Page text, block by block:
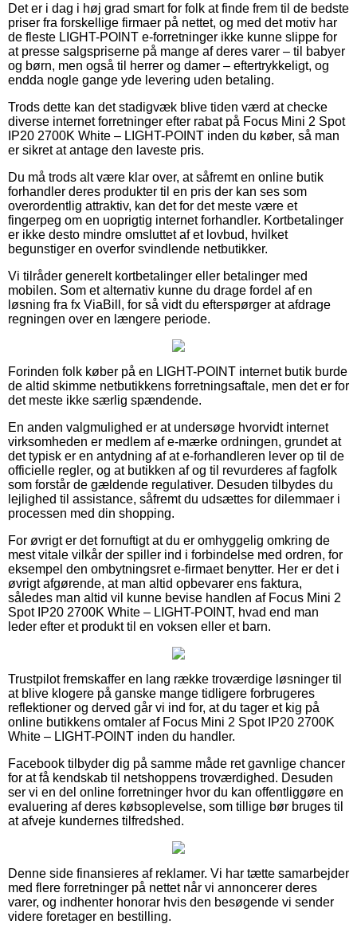
Det er i dag i høj grad smart for folk at finde frem til de bedste
priser fra forskellige firmaer på nettet, og med det motiv har
de fleste LIGHT-POINT e-forretninger ikke kunne slippe for
at presse salgspriserne på mange af deres varer – til babyer
og børn, men også til herrer og damer – eftertrykkeligt, og
endda nogle gange yde levering uden betaling.
Trods dette kan det stadigvæk blive tiden værd at checke
diverse internet forretninger efter rabat på Focus Mini 2 Spot
IP20 2700K White – LIGHT-POINT inden du køber, så man
er sikret at antage den laveste pris.
Du må trods alt være klar over, at såfremt en online butik
forhandler deres produkter til en pris der kan ses som
overordentlig attraktiv, kan det for det meste være et
fingerpeg om en uoprigtig internet forhandler. Kortbetalinger
er ikke desto mindre omsluttet af et lovbud, hvilket
begunstiger en overfor svindlende netbutikker.
Vi tilråder generelt kortbetalinger eller betalinger med
mobilen. Som et alternativ kunne du drage fordel af en
løsning fra fx ViaBill, for så vidt du efterspørger at afdrage
regningen over en længere periode.
Forinden folk køber på en LIGHT-POINT internet butik burde
de altid skimme netbutikkens forretningsaftale, men det er for
det meste ikke særlig spændende.
En anden valgmulighed er at undersøge hvorvidt internet
virksomheden er medlem af e-mærke ordningen, grundet at
det typisk er en antydning af at e-forhandleren lever op til de
officielle regler, og at butikken af og til revurderes af fagfolk
som forstår de gældende regulativer. Desuden tilbydes du
lejlighed til assistance, såfremt du udsættes for dilemmaer i
processen med din shopping.
For øvrigt er det fornuftigt at du er omhyggelig omkring de
mest vitale vilkår der spiller ind i forbindelse med ordren, for
eksempel den ombytningsret e-firmaet benytter. Her er det i
øvrigt afgørende, at man altid opbevarer ens faktura,
således man altid vil kunne bevise handlen af Focus Mini 2
Spot IP20 2700K White – LIGHT-POINT, hvad end man
leder efter et produkt til en voksen eller et barn.
Trustpilot fremskaffer en lang række troværdige løsninger til
at blive klogere på ganske mange tidligere forbrugeres
reflektioner og derved går vi ind for, at du tager et kig på
online butikkens omtaler af Focus Mini 2 Spot IP20 2700K
White – LIGHT-POINT inden du handler.
Facebook tilbyder dig på samme måde ret gavnlige chancer
for at få kendskab til netshoppens troværdighed. Desuden
ser vi en del online forretninger hvor du kan offentliggøre en
evaluering af deres købsoplevelse, som tillige bør bruges til
at afveje kundernes tilfredshed.
Denne side finansieres af reklamer. Vi har tætte samarbejder
med flere forretninger på nettet når vi annoncerer deres
varer, og indhenter honorar hvis den besøgende vi sender
videre foretager en bestilling.